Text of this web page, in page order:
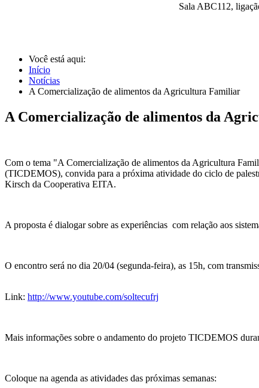
Sala ABC112,
Você está aqui:
Início
Notícias
A Comercialização de alimentos da Agricultura Familiar
A Comercialização de alimentos da
Com o tema "A Comercialização de alimentos da Agricultura
(TICDEMOS), convida para a próxima atividade do ciclo de
Kirsch da Cooperativa EITA.
A proposta é dialogar sobre as experiências com relação aos
O encontro será no dia 20/04 (segunda-feira), as 15h, com
Link: http://www.youtube.com/soltecufrj
Mais informações sobre o andamento do projeto TICDEMOS
Coloque na agenda as atividades das próximas semanas: